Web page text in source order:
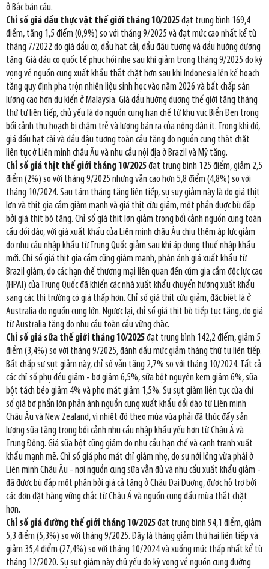
ở Bắc bán cầu.
Chỉ số giá dầu thực vật thế giới tháng 10/2025đạt trung bình 169,4
điểm, tăng 1,5 điểm (0,9%) so với tháng 9/2025 và đạt mức cao nhất kể từ
tháng 7/2022 do giá dầu cọ, dầu hạt cải, dầu đậu tương và dầu hướng dương
tăng. Giá dầu cọ quốc tế phục hồi nhẹ sau khi giảm trong tháng 9/2025 do kỳ
vọng về nguồn cung xuất khẩu thắt chặt hơn sau khi Indonesia lên kế hoạch
tăng quy định pha trộn nhiên liệu sinh học vào năm 2026 và bất chấp sản
lượng cao hơn dự kiến ở Malaysia. Giá dầu hướng dương thế giới tăng tháng
thứ tư liên tiếp, chủ yếu là do nguồn cung hạn chế từ khu vực Biển Đen trong
bối cảnh thu hoạch bị chậm trễ và lượng bán ra của nông dân ít. Trong khi đó,
giá dầu hạt cải và dầu đậu tương toàn cầu tăng do nguồn cung thắt chặt
liên tục ở Liên minh châu Âu và nhu cầu nội địa ở Brazil và Mỹ tăng.
Chỉ số giá thịt thế giới tháng 10/2025đạt trung bình 125 điểm, giảm 2,5
điểm (2%) so với tháng 9/2025 nhưng vẫn cao hơn 5,8 điểm (4,8%) so với
tháng 10/2024. Sau tám tháng tăng liên tiếp, sự suy giảm này là do giá thịt
lợn và thịt gia cầm giảm mạnh và giá thịt cừu giảm, một phần được bù đắp
bởi giá thịt bò tăng. Chỉ số giá thịt lợn giảm trong bối cảnh nguồn cung toàn
cầu dồi dào, với giá xuất khẩu của Liên minh châu Âu chịu thêm áp lực giảm
do nhu cầu nhập khẩu từ Trung Quốc giảm sau khi áp dụng thuế nhập khẩu
mới. Chỉ số giá thịt gia cầm cũng giảm mạnh, phản ánh giá xuất khẩu từ
Brazil giảm, do các hạn chế thương mại liên quan đến cúm gia cầm độc lực cao
(HPAI) của Trung Quốc đã khiến các nhà xuất khẩu chuyển hướng xuất khẩu
sang các thị trường có giá thấp hơn. Chỉ số giá thịt cừu giảm, đặc biệt là ở
Australia do nguồn cung lớn. Ngược lại, chỉ số giá thịt bò tiếp tục tăng, do giá
từ Australia tăng do nhu cầu toàn cầu vững chắc.
Chỉ số giá sữa thế giới tháng 10/2025đạt trung bình 142,2 điểm, giảm 5
điểm (3,4%) so với tháng 9/2025, đánh dấu mức giảm tháng thứ tư liên tiếp.
Bất chấp sự sụt giảm này, chỉ số vẫn tăng 2,7% so với tháng 10/2024. Tất cả
các chỉ số phụ đều giảm - bơ giảm 6,5%, sữa bột nguyên kem giảm 6%, sữa
bột tách béo giảm 4% và pho mát giảm 1,5%. Sự sụt giảm liên tục của chỉ
số giá bơ phần lớn phản ánh nguồn cung xuất khẩu dồi dào từ Liên minh
Châu Âu và New Zealand, vì nhiệt độ theo mùa vừa phải đã thúc đẩy sản
lượng sữa tăng trong bối cảnh nhu cầu nhập khẩu yếu hơn từ Châu Á và
Trung Đông. Giá sữa bột cũng giảm do nhu cầu hạn chế và cạnh tranh xuất
khẩu mạnh mẽ. Chỉ số giá pho mát chỉ giảm nhẹ, do sự nới lỏng vừa phải ở
Liên minh Châu Âu - nơi nguồn cung sữa vẫn đủ và nhu cầu xuất khẩu giảm -
đã được bù đắp một phần bởi giá cả tăng ở Châu Đại Dương, được hỗ trợ bởi
các đơn đặt hàng vững chắc từ Châu Á và nguồn cung đầu mùa thắt chặt
hơn.
Chỉ số giá đường thế giới tháng 10/2025đạt trung bình 94,1 điểm, giảm
5,3 điểm (5,3%) so với tháng 9/2025. Đây là tháng giảm thứ hai liên tiếp và
giảm 35,4 điểm (27,4%) so với tháng 10/2024 và xuống mức thấp nhất kể từ
tháng 12/2020. Sự sụt giảm này chủ yếu do kỳ vọng về nguồn cung đường